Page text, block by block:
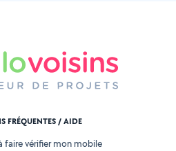
FRÉQUENTES / AIDE
faire vérifier mon mobile